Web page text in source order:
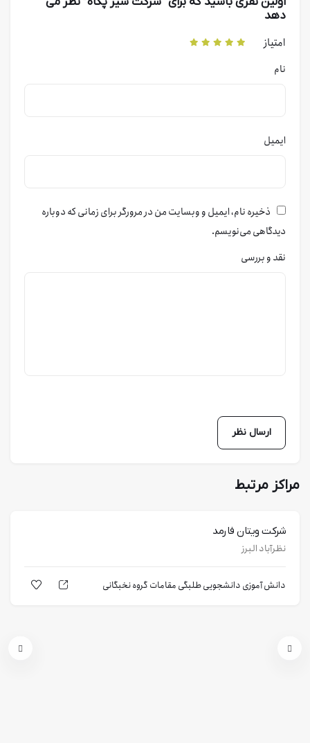
دهد
امتیاز
نام
ایمیل
ذخیره نام، ایمیل و وبسایت من در مرورگر برای زمانی که دوباره
دیدگاهی می‌نویسم.
نقد و بررسی
مراکز مرتبط
شرکت ویتان فارمد
نظرآباد البرز
دانش آموزیدانشجوییطلبگیمقاماتگروه نخبگانی